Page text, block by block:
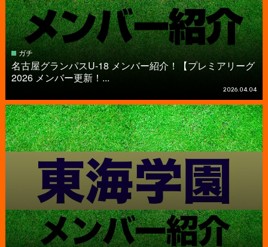
ガチ
名古屋グランパスU-18 メンバー紹介！【プレミアリーグ
2026 メンバー更新！...
2026.04.04